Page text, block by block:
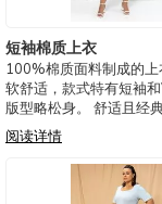
短袖棉质上衣
100%棉质面料制成的上
软舒适，款式特有短袖和
版型略松身。 舒适且经
100%棉 可选颜色：黑色
色，粉色，绿色 照片中的
2920114- 短袖棉质上衣
阅读详情